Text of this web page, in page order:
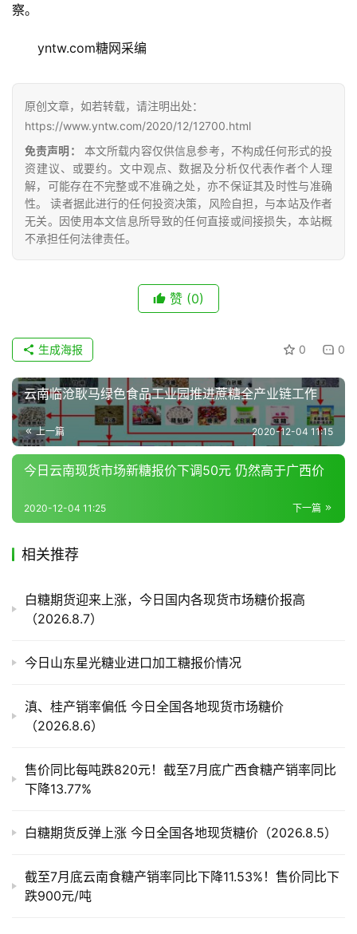
云
糖
网
公
众
号
专
题
地
频
产
业
销
察。
yntw.com糖网采编
原创文章，如若转载，请注明出处：
https://www.yntw.com/2020/12/12700.html
免责声明：
本文所载内容仅供信息参考，不构成任何形式的投
资建议、或要约。文中观点、数据及分析仅代表作者个人理
解，可能存在不完整或不准确之处，亦不保证其及时性与准确
性。 读者据此进行的任何投资决策，风险自担，与本站及作者
无关。因使用本文信息所导致的任何直接或间接损失，本站概
不承担任何法律责任。
赞 (0)
0 0
生成海报
云南临沧耿马绿色食品工业园推进蔗糖全产业链工作
上一篇 2020-12-04 11:15
今日云南现货市场新糖报价下调50元 仍然高于广西价
下一篇
2020-12-04 11:25
相关推荐
白糖期货迎来上涨，今日国内各现货市场糖价报高
（2026.8.7）
今日山东星光糖业进口加工糖报价情况
滇、桂产销率偏低 今日全国各地现货市场糖价
（2026.8.6）
售价同比每吨跌820元！截至7月底广西食糖产销率同比
下降13.77%
白糖期货反弹上涨 今日全国各地现货糖价（2026.8.5）
截至7月底云南食糖产销率同比下降11.53%！售价同比下
跌900元/吨